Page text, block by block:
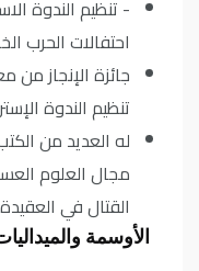
- تنظيم الندوة
احتفالات الحرب
جائزة الإنجاز
تنظيم الندوة
له العديد من
مجال العلوم
القتال في
الأوسمة